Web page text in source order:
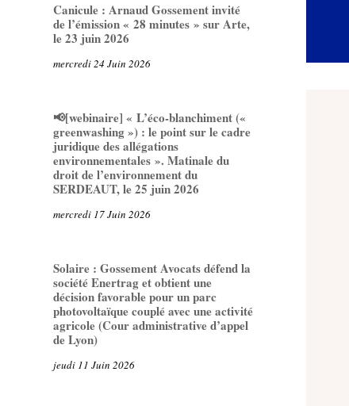
Canicule : Arnaud Gossement invité
de l’émission « 28 minutes » sur Arte,
le 23 juin 2026
mercredi 24 Juin 2026
📢[webinaire] « L’éco-blanchiment («
greenwashing ») : le point sur le cadre
juridique des allégations
environnementales ». Matinale du
droit de l’environnement du
SERDEAUT, le 25 juin 2026
mercredi 17 Juin 2026
Solaire : Gossement Avocats défend la
société Enertrag et obtient une
décision favorable pour un parc
photovoltaïque couplé avec une activité
agricole (Cour administrative d’appel
de Lyon)
jeudi 11 Juin 2026